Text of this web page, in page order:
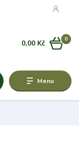
Menu
0
0,00 Kč